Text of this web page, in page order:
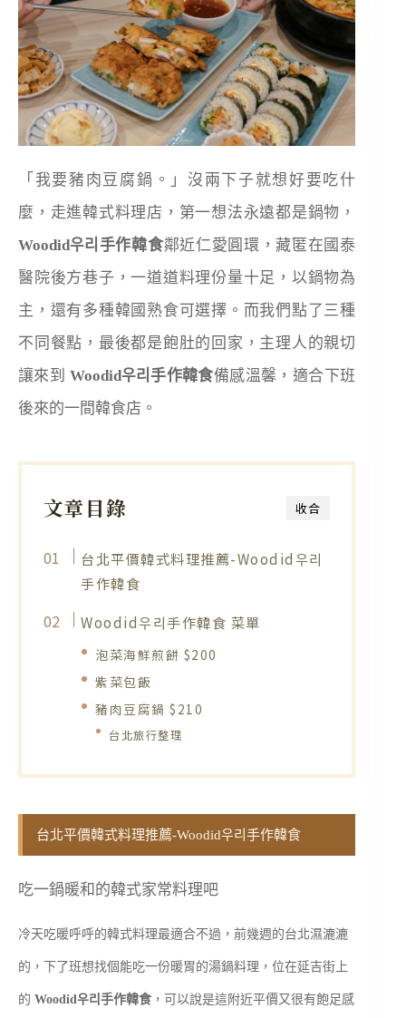
「我要豬肉豆腐鍋。」沒兩下子就想好要吃什
麼，走進韓式料理店，第一想法永遠都是鍋物，
Woodid우리手作韓食鄰近仁愛圓環，藏匿在國泰
醫院後方巷子，一道道料理份量十足，以鍋物為
主，還有多種韓國熟食可選擇。而我們點了三種
不同餐點，最後都是飽肚的回家，主理人的親切
讓來到 Woodid우리手作韓食備感溫馨，適合下班
後來的一間韓食店。
收合
文章目錄
台北平價韓式料理推薦-Woodid우리
手作韓食
Woodid우리手作韓食 菜單
泡菜海鮮煎餅 $200
紫菜包飯
豬肉豆腐鍋 $210
台北旅行整理
台北平價韓式料理推薦-Woodid우리手作韓食
吃一鍋暖和的韓式家常料理吧
冷天吃暖呼呼的韓式料理最適合不過，前幾週的台北濕漉漉
的，下了班想找個能吃一份暖胃的湯鍋料理，位在延吉街上
的 Woodid우리手作韓食 ，可以說是這附近平價又很有飽足感